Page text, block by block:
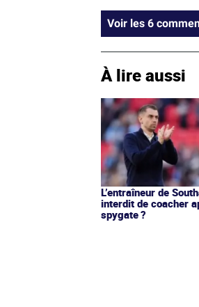
Voir les 6
À lire aussi
L’entraîneur de
interdit de coacher
spygate ?